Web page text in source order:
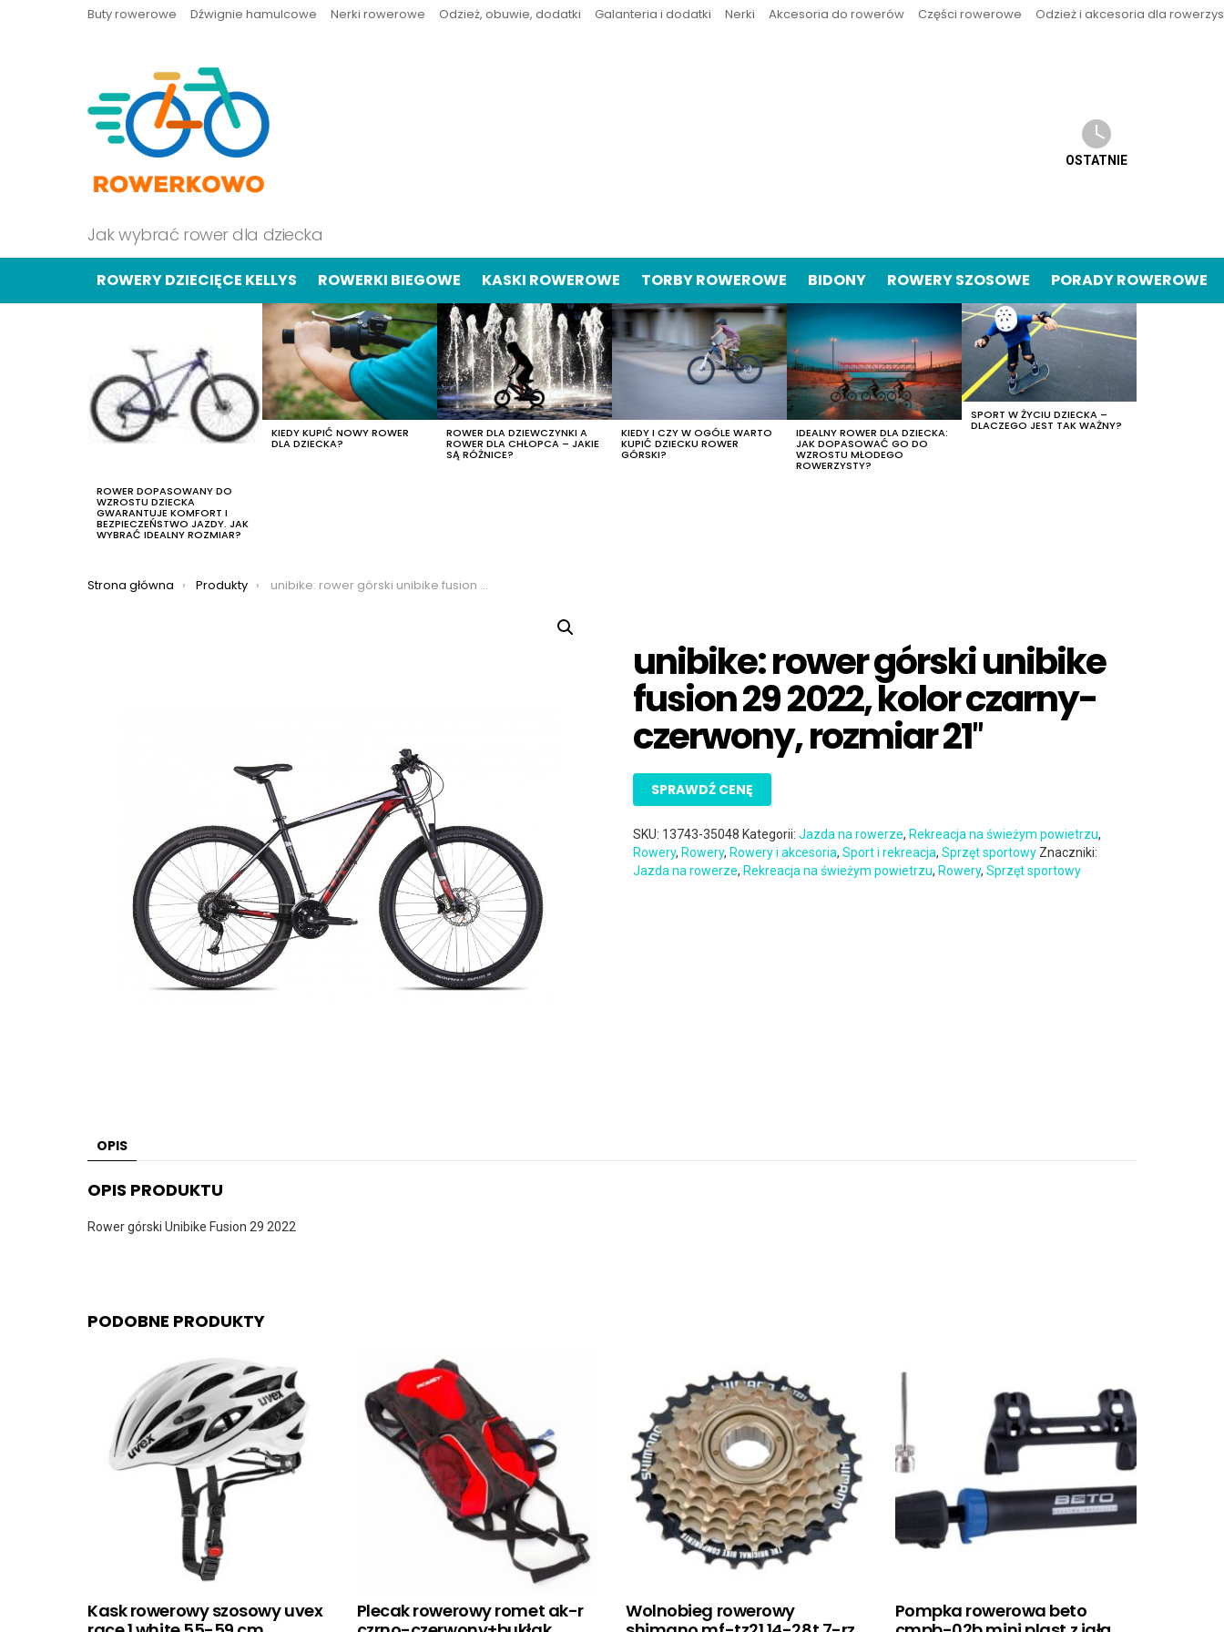
Buty rowerowe Dźwignie hamulcowe Nerki rowerowe Odzież, obuwie, dodatki Galanteria i dodatki Nerki Akcesoria do rowerów Części rowerowe Odzież i akcesoria dla
Jak wybrać rower dla dziecka
OSTATNIE
ROWERY DZIECIĘCE KELLYS ROWERKI BIEGOWE KASKI ROWEROWE TORBY ROWEROWE BIDONY ROWERY SZOSOWE PORADY ROWEROWE
ROWER DOPASOWANY DO
WZROSTU DZIECKA
GWARANTUJE KOMFORT I
BEZPIECZEŃSTWO JAZDY. JAK
WYBRAĆ IDEALNY ROZMIAR?
KIEDY KUPIĆ NOWY ROWER
DLA DZIECKA?
ROWER DLA DZIEWCZYNKI A
ROWER DLA CHŁOPCA – JAKIE
SĄ RÓŻNICE?
KIEDY I CZY W OGÓLE WARTO
KUPIĆ DZIECKU ROWER
GÓRSKI?
IDEALNY ROWER DLA DZIECKA:
JAK DOPASOWAĆ GO DO
WZROSTU MŁODEGO
ROWERZYSTY?
SPORT W ŻYCIU DZIECKA –
DLACZEGO JEST TAK WAŻNY?
Jesteś tutaj:
Strona główna Produkty unibike: rower górski unibike fusion 29 2022, kolor czarny-czerwony, rozmiar 21″
unibike: rower górski unibike
fusion 29 2022, kolor czarny-
czerwony, rozmiar 21″
SPRAWDŹ CENĘ
SKU: 13743-35048 Kategorii:Jazda na rowerze, Rekreacja na świeżym powietrzu,
Rowery, Rowery, Rowery i akcesoria,Sport i rekreacja,Sprzęt sportowy Znaczniki:
Jazda na rowerze, Rekreacja na świeżym powietrzu, Rowery,Sprzęt sportowy
OPIS
OPIS PRODUKTU
Rower górski Unibike Fusion 29 2022
PODOBNE PRODUKTY
Kask rowerowy szosowy uvex
Plecak rowerowy romet ak-r
Wolnobieg rowerowy
Pompka rowerowa beto